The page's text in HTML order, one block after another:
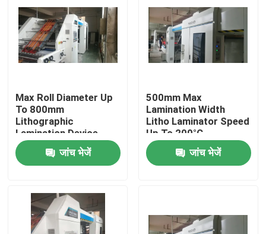
उत्पादों
Max Roll Diameter Up
To 800mm
Lithographic
Lamination Device
जांच भेजें
500mm Max
Lamination Width
Litho Laminator Speed
Up To 200°C
Temperature and
100m/min Max Speed
जांच भेजें